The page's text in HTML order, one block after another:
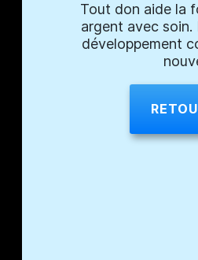
Tout don aide la
argent avec
développement